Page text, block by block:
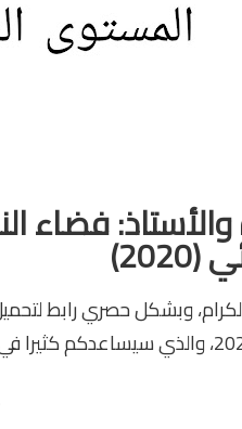
والأستاذ:
وبشكل حصري رابط